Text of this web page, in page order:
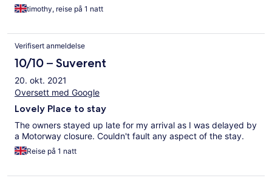
timothy, reise på 1 natt
Verifisert anmeldelse
10/10 – Suverent
20. okt. 2021
Oversett med Google
Lovely Place to stay
The owners stayed up late for my arrival as I was delayed by
a Motorway closure. Couldn't fault any aspect of the stay.
Reise på 1 natt